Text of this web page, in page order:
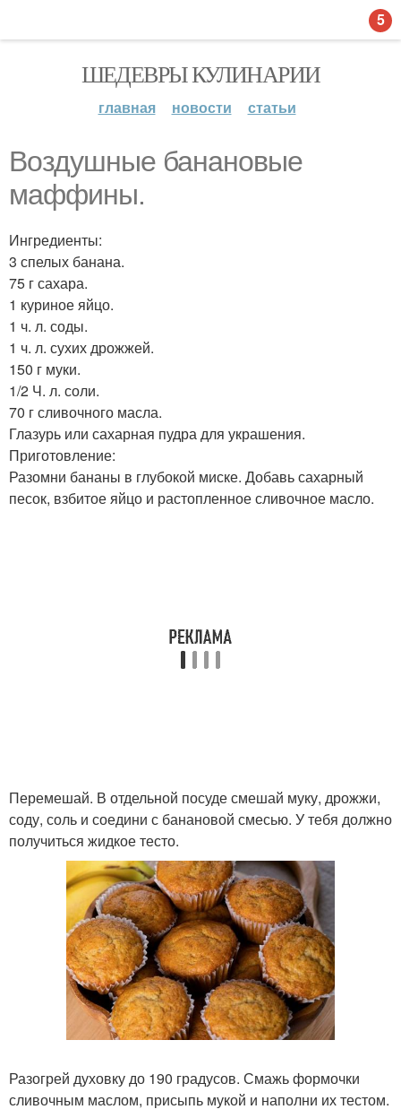
ШЕДЕВРЫ КУЛИНАРИИ
главная новости статьи
Воздушные банановые
маффины.
Ингредиенты:
3 спелых банана.
75 г сахара.
1 куриное яйцо.
1 ч. л. соды.
1 ч. л. сухих дрожжей.
150 г муки.
1/2 Ч. л. соли.
70 г сливочного масла.
Глазурь или сахарная пудра для украшения.
Приготовление:
Разомни бананы в глубокой миске. Добавь сахарный
песок, взбитое яйцо и растопленное сливочное масло.
Перемешай. В отдельной посуде смешай муку, дрожжи,
соду, соль и соедини с банановой смесью. У тебя должно
получиться жидкое тесто.
Разогрей духовку до 190 градусов. Смажь формочки
сливочным маслом, присыпь мукой и наполни их тестом.
5